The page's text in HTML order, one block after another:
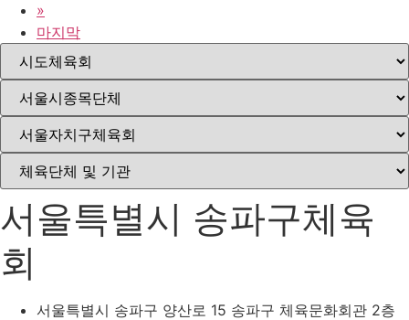
»
마지막
서울특별시 송파구체육
회
서울특별시 송파구 양산로 15 송파구 체육문화회관 2층